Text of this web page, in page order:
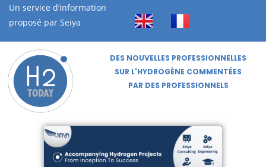
Un service d’information
proposé par Seiya
DES NOUVELLES PROFESSIONNELLES
SUR L'HYDROGÈNE COMMENTÉES
PAR DES PROFESSIONNELS